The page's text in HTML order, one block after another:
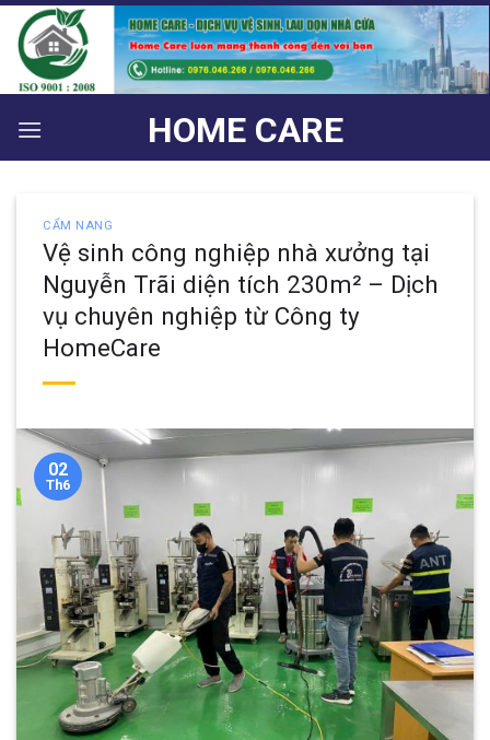
Bỏ
qua
nội
dung
HOME CARE
CẨM NANG
Vệ sinh công nghiệp nhà xưởng tại
Nguyễn Trãi diện tích 230m² – Dịch
vụ chuyên nghiệp từ Công ty
HomeCare
02
Th6